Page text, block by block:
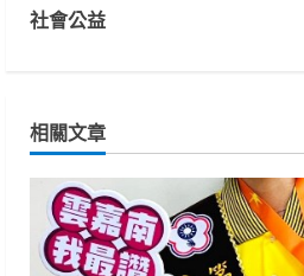
u
R
社會公益
相關文章